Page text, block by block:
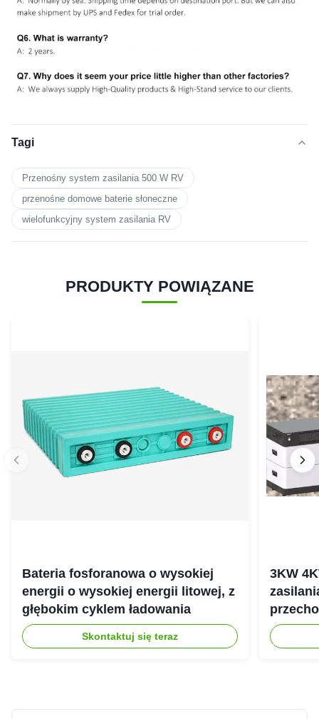
Tagi
Przenośny system zasilania 500 W RV
przenośne domowe baterie słoneczne
wielofunkcyjny system zasilania RV
PRODUKTY POWIĄZANE
Bateria fosforanowa o wysokiej
energii o wysokiej energii litowej, z
głębokim cyklem ładowania
Skontaktuj się teraz
3KW